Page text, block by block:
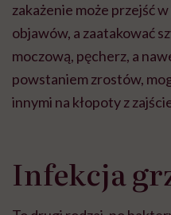
zakażenie może przejść
objawów, a zaatakować
moczową, pęcherz, a
powstaniem zrostów,
innymi na kłopoty z
Infekcja